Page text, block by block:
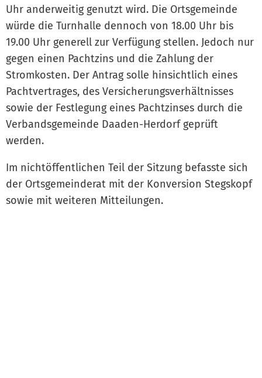
Uhr anderweitig genutzt wird. Die Ortsgemeinde
würde die Turnhalle dennoch von 18.00 Uhr bis
19.00 Uhr generell zur Verfügung stellen. Jedoch nur
gegen einen Pachtzins und die Zahlung der
Stromkosten. Der Antrag solle hinsichtlich eines
Pachtvertrages, des Versicherungsverhältnisses
sowie der Festlegung eines Pachtzinses durch die
Verbandsgemeinde Daaden-Herdorf geprüft
werden.
Im nichtöffentlichen Teil der Sitzung befasste sich
der Ortsgemeinderat mit der Konversion Stegskopf
sowie mit weiteren Mitteilungen.